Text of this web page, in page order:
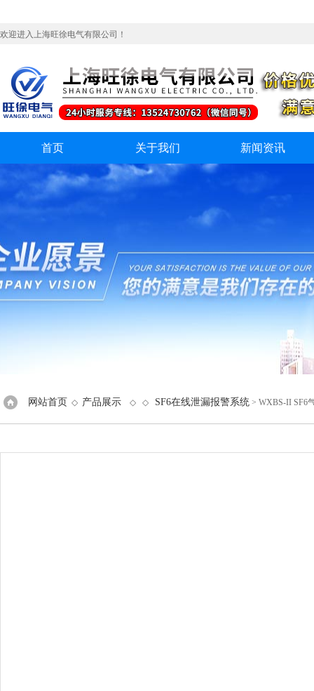
欢迎进入上海旺徐电气有限公司！
首页 关于我们 新闻资讯
网站首页 ◇ 产品展示 ◇ ◇ SF6在线泄漏报警系统 > WXBS-II SF6